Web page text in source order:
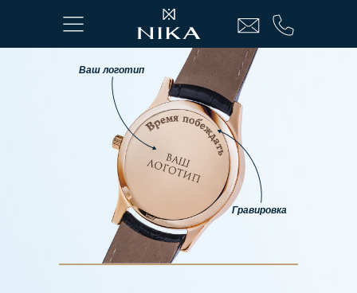
МужскиеЖенские
Серебряные
Ручки
Упаковка
КонтактыЗолотые
На браслете
Отдел спецзаказов:
Ваш логотип
Гравировка